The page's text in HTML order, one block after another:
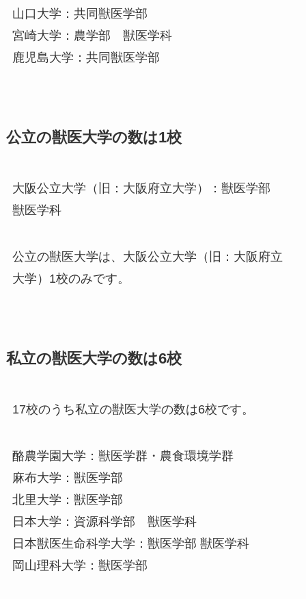
山口大学：共同獣医学部
宮崎大学：農学部 獣医学科
鹿児島大学：共同獣医学部
公立の獣医大学の数は1校
大阪公立大学（旧：大阪府立大学）：獣医学部
獣医学科
公立の獣医大学は、大阪公立大学（旧：大阪府立
大学）1校のみです。
私立の獣医大学の数は6校
17校のうち私立の獣医大学の数は6校です。
酪農学園大学：獣医学群・農食環境学群
麻布大学：獣医学部
北里大学：獣医学部
日本大学：資源科学部 獣医学科
日本獣医生命科学大学：獣医学部 獣医学科
岡山理科大学：獣医学部